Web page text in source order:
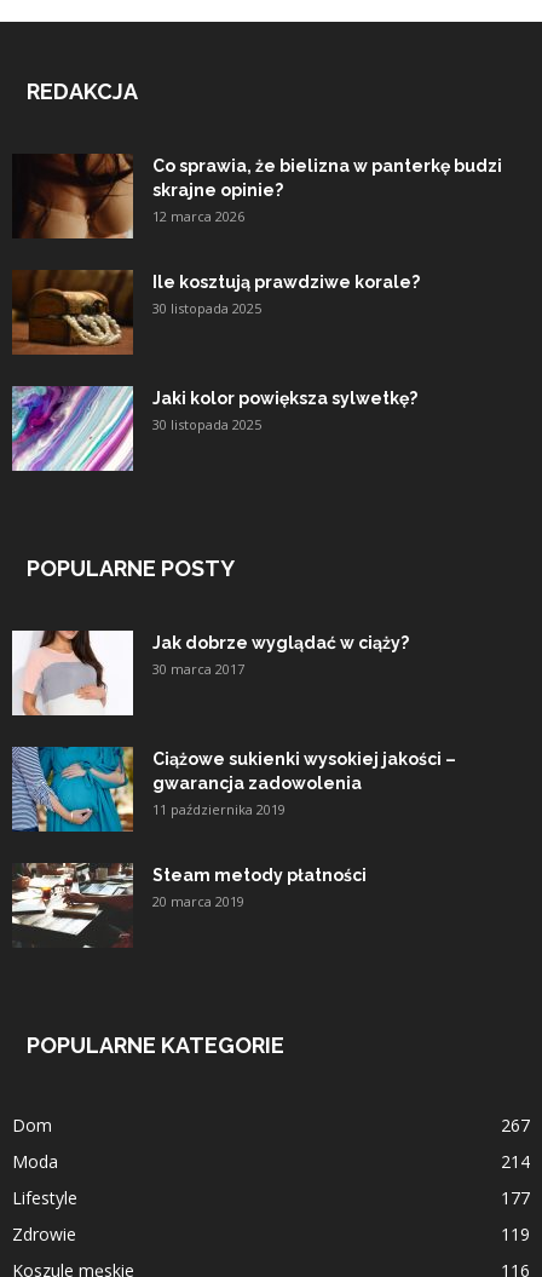
REDAKCJA
Co sprawia, że bielizna w panterkę budzi
skrajne opinie?
12 marca 2026
Ile kosztują prawdziwe korale?
30 listopada 2025
Jaki kolor powiększa sylwetkę?
30 listopada 2025
POPULARNE POSTY
Jak dobrze wyglądać w ciąży?
30 marca 2017
Ciążowe sukienki wysokiej jakości –
gwarancja zadowolenia
11 października 2019
Steam metody płatności
20 marca 2019
POPULARNE KATEGORIE
Dom
267
Moda
214
Lifestyle
177
Zdrowie
119
Koszule męskie
116